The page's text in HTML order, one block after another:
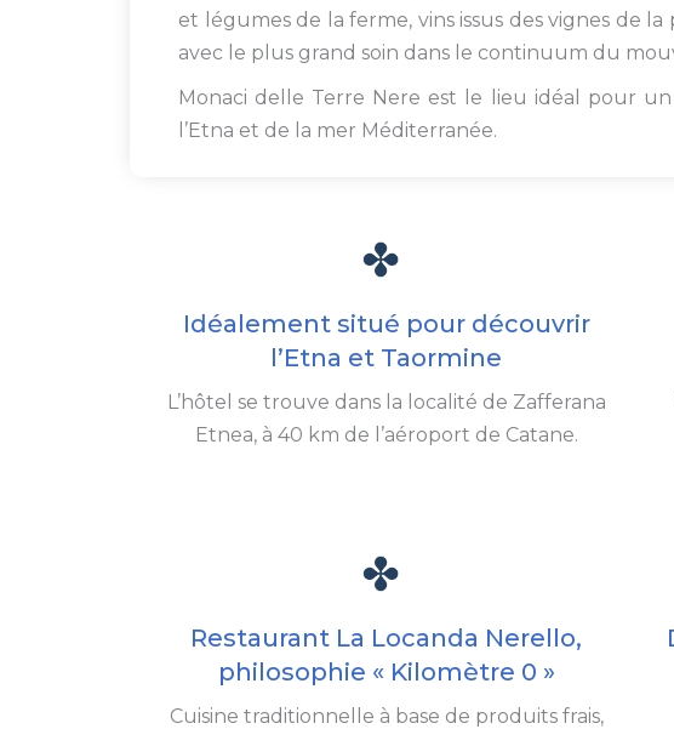
et légumes de la ferme, vins issus des vignes de
avec le plus grand soin dans le continuum du
Monaci delle Terre Nere est le lieu idéal pour
l’Etna et de la mer Méditerranée.
Idéalement situé pour découvrir
l’Etna et Taormine
L’hôtel se trouve dans la localité de Zafferana
Etnea, à 40 km de l’aéroport de Catane.
Restaurant La Locanda Nerello,
philosophie « Kilomètre 0 »
Cuisine traditionnelle à base de produits frais,